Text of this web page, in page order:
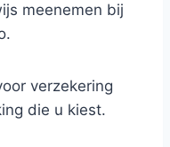
meenemen bij
verzekering
die u kiest.